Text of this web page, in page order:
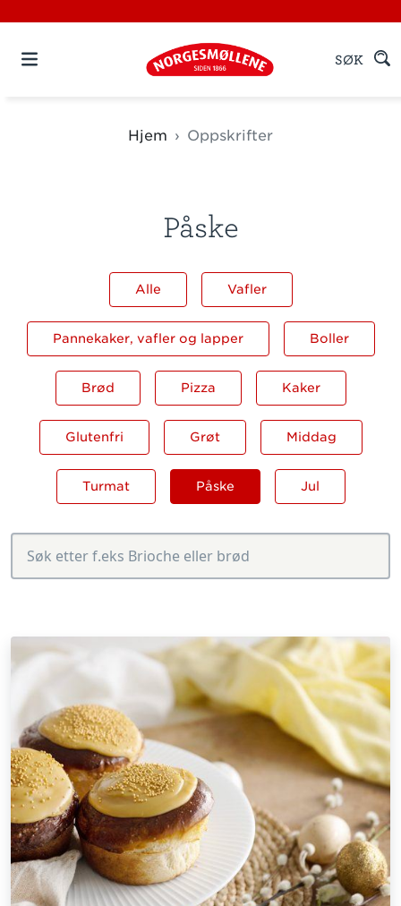
SØK
Hjem Oppskrifter
Påske
Alle Vafler
Pannekaker, vafler og lapper Boller
Brød Pizza Kaker
Glutenfri Grøt Middag
Turmat Påske Jul